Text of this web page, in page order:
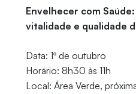
Envelhecer com
vitalidade e qualidade
Data: 1º de outubro
Horário: 8h30 às 11h
Local: Área Verde,